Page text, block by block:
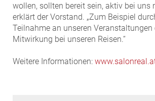
wollen, sollten bereit sein, aktiv bei uns
erklärt der Vorstand. „Zum Beispiel
Teilnahme an unseren Veranstaltungen
Mitwirkung bei unseren Reisen.“
Weitere Informationen: